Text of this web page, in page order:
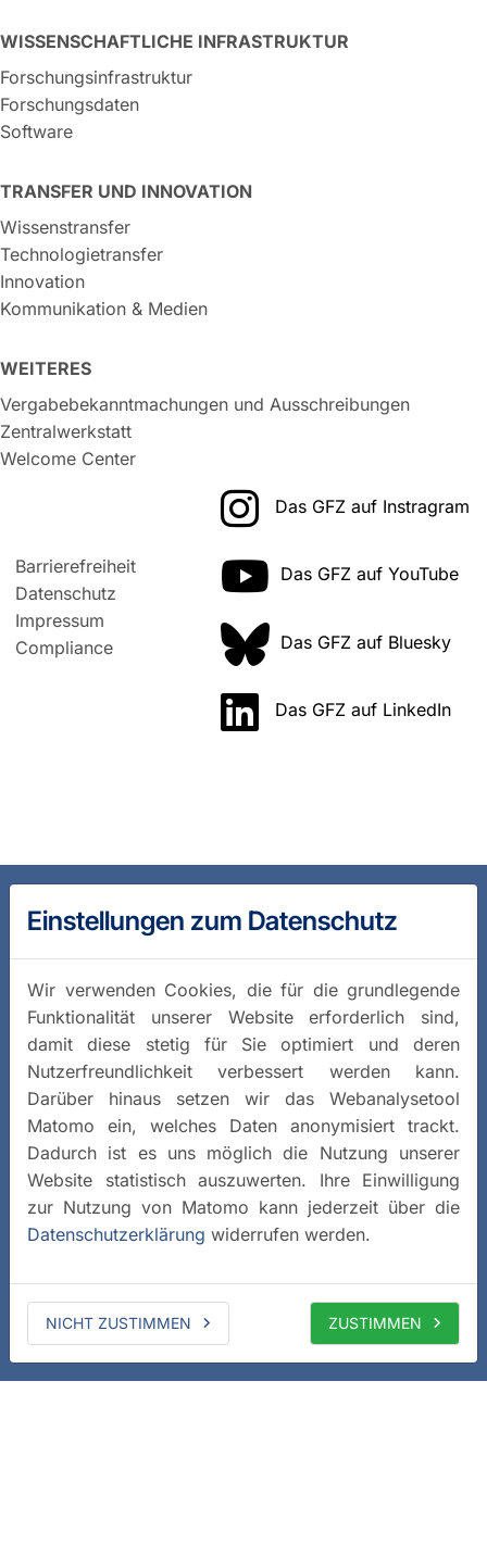
WISSENSCHAFTLICHE INFRASTRUKTUR
Forschungsinfrastruktur
Forschungsdaten
Software
TRANSFER UND INNOVATION
Wissenstransfer
Technologietransfer
Innovation
Kommunikation & Medien
WEITERES
Vergabebekanntmachungen und Ausschreibungen
Zentralwerkstatt
Welcome Center
Barrierefreiheit
Datenschutz
Impressum
Compliance
Das GFZ auf Instragram
Das GFZ auf YouTube
Das GFZ auf Bluesky
Das GFZ auf LinkedIn
Einstellungen zum Datenschutz
Wir verwenden Cookies, die für die grundlegende
Funktionalität unserer Website erforderlich sind,
damit diese stetig für Sie optimiert und deren
Nutzerfreundlichkeit verbessert werden kann.
Darüber hinaus setzen wir das Webanalysetool
Matomo ein, welches Daten anonymisiert trackt.
Dadurch ist es uns möglich die Nutzung unserer
Website statistisch auszuwerten. Ihre Einwilligung
zur Nutzung von Matomo kann jederzeit über die
Datenschutzerklärung widerrufen werden.
NICHT ZUSTIMMEN ZUSTIMMEN